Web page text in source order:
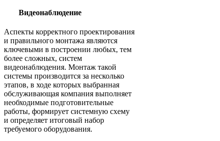
Видеонаблюдение
Аспекты корректного проектирования
и правильного монтажа являются
ключевыми в построении любых, тем
более сложных, систем
видеонаблюдения. Монтаж такой
системы производится за несколько
этапов, в ходе которых выбранная
обслуживающая компания выполняет
необходимые подготовительные
работы, формирует системную схему
и определяет итоговый набор
требуемого оборудования.